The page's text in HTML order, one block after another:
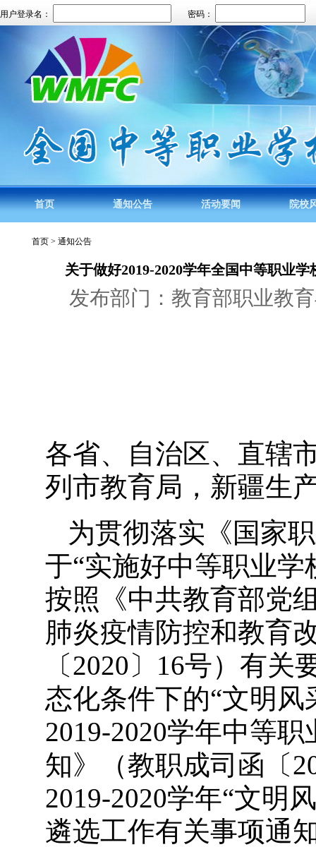
用户登录名： 密码：
首页 通知公告 活动要闻 院校
首页 > 通知公告
关于做好2019-2020学年全国中等职业
发布部门：教育部职业教
各省、自治区、直辖
列市教育局，新疆生
为贯彻落实《国家
于“实施好中等职业学
按照《中共教育部党
肺炎疫情防控和教育
〔2020〕16号）有
态化条件下的“文明
2019-2020学年中等
知》（教职成司函〔
2019-2020学年“文明
遴选工作有关事项通